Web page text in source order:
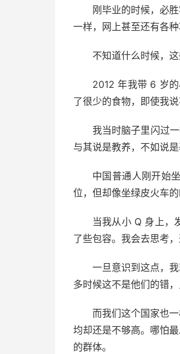
刚毕业的时候，必
一样，网上甚至还有各种
不知道什么时候，这
2012 年我带 6 岁
了很少的食物，即使我
我当时脑子里闪过
与其说是教养，不如说
中国普通人刚开始
位，但却像坐绿皮火车
当我从小 Q 身上，
了些包容。我会去思考
一旦意识到这点，
多时候这不是他们的错
而我们这个国家也
均却还是不够高。哪怕
的群体。